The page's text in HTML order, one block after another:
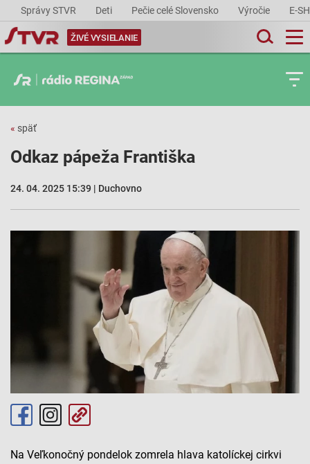
Správy STVR Deti Pečie celé Slovensko Výročie E-
ŽIVÉ VYSIELANIE
« späť
Odkaz pápeža Františka
24. 04. 2025 15:39 | Duchovno
Na Veľkonočný pondelok zomrela hlava katolíckej cirkvi